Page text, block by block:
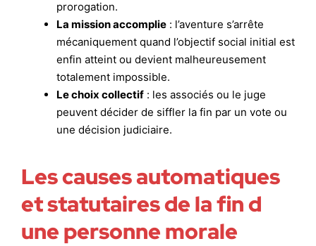
prorogation.
La mission accomplie : l’aventure s’arrête
mécaniquement quand l’objectif social initial est
enfin atteint ou devient malheureusement
totalement impossible.
Le choix collectif : les associés ou le juge
peuvent décider de siffler la fin par un vote ou
une décision judiciaire.
Les causes automatiques
et statutaires de la fin d
une personne morale